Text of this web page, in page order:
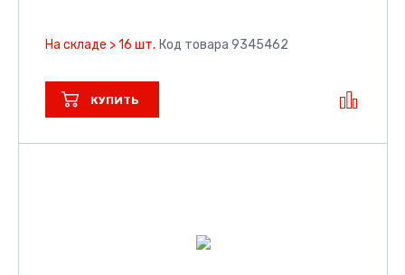
На складе > 16 шт. Код товара 9345462
КУПИТЬ